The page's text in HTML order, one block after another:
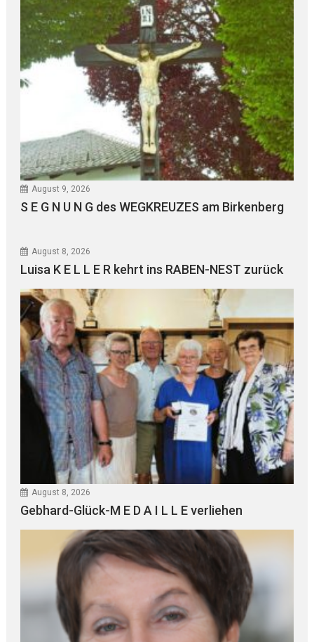
August 9, 2026
S E G N U N G des WEGKREUZES am Birkenberg
August 8, 2026
Luisa K E L L E R kehrt ins RABEN-NEST zurück
August 8, 2026
Gebhard-Glück-M E D A I L L E verliehen